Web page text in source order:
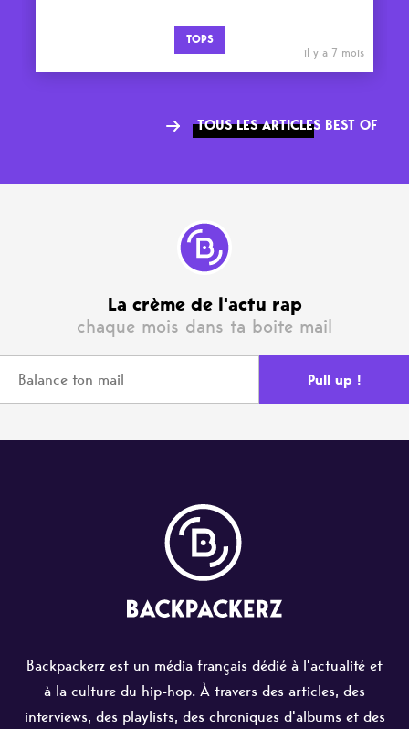
TOPS
il y a 7 mois
TOUS LES ARTICLES BEST OF
La crème de l'actu rap
chaque mois dans ta boite mail
Backpackerz est un média français dédié à l'actualité et
à la culture du hip-hop. À travers des articles, des
interviews, des playlists, des chroniques d'albums et des